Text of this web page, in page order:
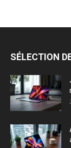
SÉLECTION